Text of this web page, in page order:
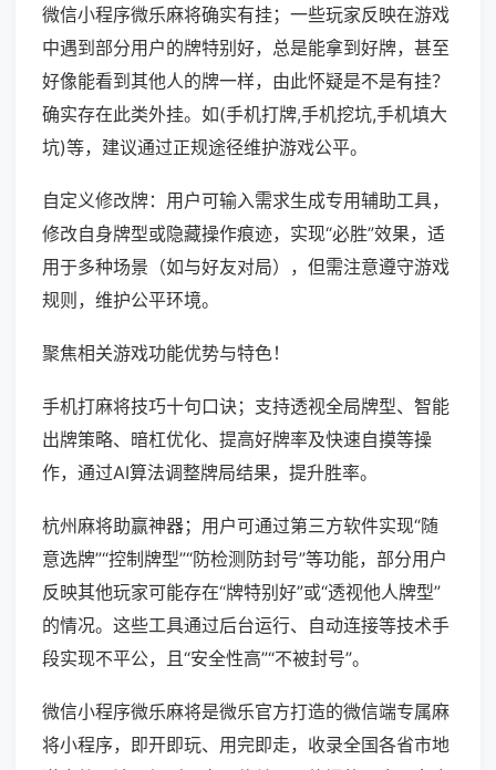
微信小程序微乐麻将确实有挂；一些玩家反映在游戏
中遇到部分用户的牌特别好，总是能拿到好牌，甚至
好像能看到其他人的牌一样，由此怀疑是不是有挂？
确实存在此类外挂。如(手机打牌,手机挖坑,手机填大
坑)等，建议通过正规途径维护游戏公平。
自定义修改牌：用户可输入需求生成专用辅助工具，
修改自身牌型或隐藏操作痕迹，实现“必胜”效果，适
用于多种场景（如与好友对局），但需注意遵守游戏
规则，维护公平环境。
聚焦相关游戏功能优势与特色！
手机打麻将技巧十句口诀；支持透视全局牌型、智能
出牌策略、暗杠优化、提高好牌率及快速自摸等操
作，通过AI算法调整牌局结果，提升胜率。
杭州麻将助赢神器；用户可通过第三方软件实现“随
意选牌”“控制牌型”“防检测防封号”等功能，部分用户
反映其他玩家可能存在“牌特别好”或“透视他人牌型”
的情况。这些工具通过后台运行、自动连接等技术手
段实现不平公，且“安全性高”“不被封号”。
微信小程序微乐麻将是微乐官方打造的微信端专属麻
将小程序，即开即玩、用完即走，收录全国各省市地